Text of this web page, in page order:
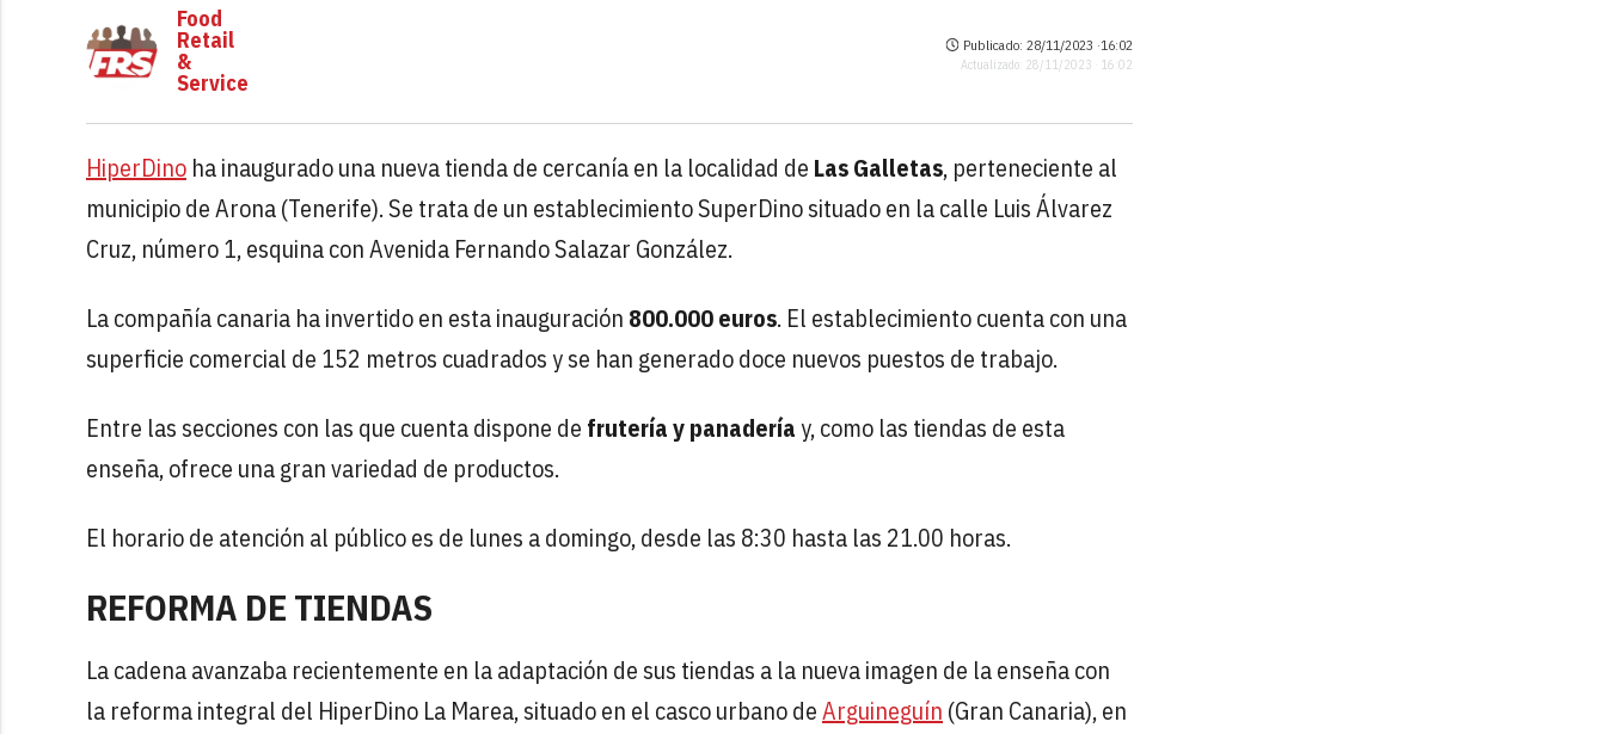
Food
Retail
&
Service
Publicado: 28/11/2023 ·16:02
Actualizado: 28/11/2023 · 16:02
HiperDino ha inaugurado una nueva tienda de cercanía en la localidad de Las Galletas, perteneciente al
municipio de Arona (Tenerife). Se trata de un establecimiento SuperDino situado en la calle Luis Álvarez
Cruz, número 1, esquina con Avenida Fernando Salazar González.
La compañía canaria ha invertido en esta inauguración 800.000 euros. El establecimiento cuenta con una
superficie comercial de 152 metros cuadrados y se han generado doce nuevos puestos de trabajo.
Entre las secciones con las que cuenta dispone de frutería y panaderíay, como las tiendas de esta
enseña, ofrece una gran variedad de productos.
El horario de atención al público es de lunes a domingo, desde las 8:30 hasta las 21.00 horas.
REFORMA DE TIENDAS
La cadena avanzaba recientemente en la adaptación de sus tiendas a la nueva imagen de la enseña con
la reforma integral del HiperDino La Marea, situado en el casco urbano deArguineguín (Gran Canaria), en